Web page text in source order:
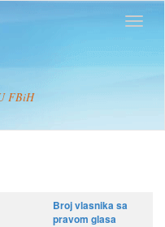
FBiH
Broj vlasnika sa
pravom glasa